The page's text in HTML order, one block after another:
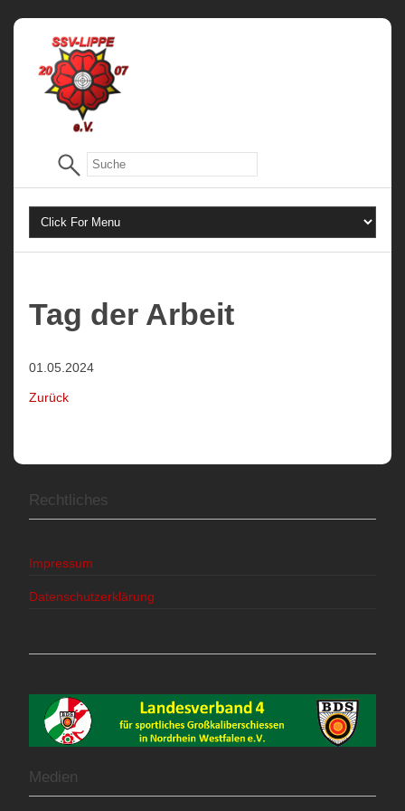
Tag der Arbeit
01.05.2024
Zurück
Rechtliches
Impressum
Datenschutzerklärung
Medien